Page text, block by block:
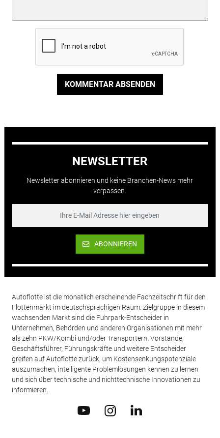
KOMMENTAR ABSENDEN
NEWSLETTER
Newsletter abonnieren und keine Branchen-News mehr
verpassen.
ABONNIEREN
Autoflotte ist die monatlich erscheinende Fachzeitschrift für den
Flottenmarkt im deutschsprachigen Raum. Zielgruppe in diesem
wachsenden Markt sind die Fuhrpark-Entscheider in
Unternehmen, Behörden und anderen Organisationen mit mehr
als zehn PKW/Kombi und/oder Transportern. Vorstände,
Geschäftsführer, Führungskräfte und weitere Entscheider
greifen auf Autoflotte zurück, um Kostensenkungspotenziale
auszumachen, intelligente Problemlösungen kennen zu lernen
und sich über technische und nichttechnische Innovationen zu
informieren.